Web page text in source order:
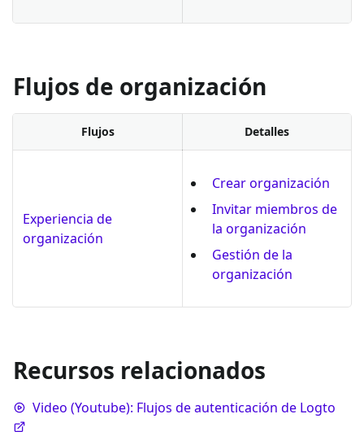
Flujos de organización
Flujos Detalles
Experiencia de
organización
Crear organización
Invitar miembros de
la organización
Gestión de la
organización
Recursos relacionados
Video (Youtube): Flujos de autenticación de Logto